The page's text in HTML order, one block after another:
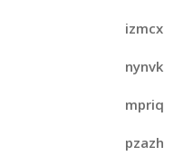
izmcx
nynvk
mpriq
pzazh